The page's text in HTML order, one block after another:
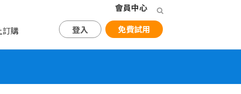
會員中心
訂購 登入 免費試用